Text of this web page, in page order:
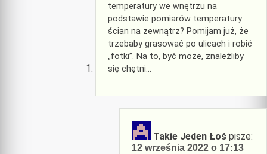
temperatury we wnętrzu na
podstawie pomiarów temperatury
ścian na zewnątrz? Pomijam już, że
trzebaby grasować po ulicach i robić
„fotki”. Na to, być może, znaleźliby
się chętni…
Takie Jeden Łoś pisze:
12 września 2022 o 17:13